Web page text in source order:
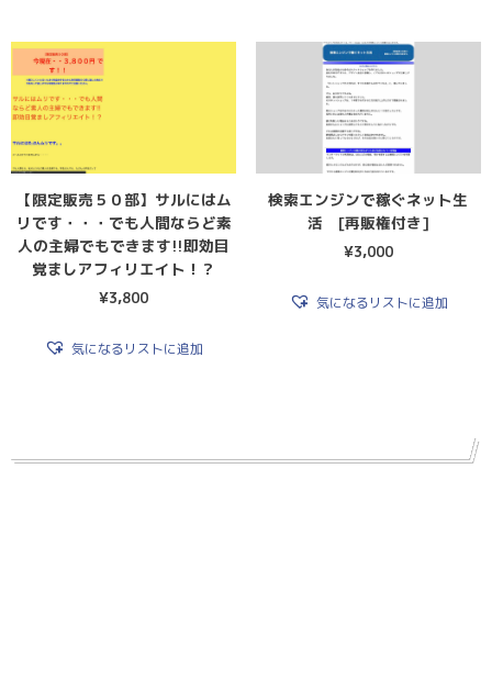
【限定販売５０部】サルにはム
リです・・・でも人間ならど素
人の主婦でもできます!!即効目
覚ましアフィリエイト！？
¥3,800
気になるリストに追加
検索エンジンで稼ぐネット生
活 [再販権付き]
¥3,000
気になるリストに追加